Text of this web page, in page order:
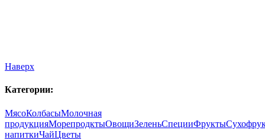
Наверх
Категории:
МясоКолбасыМолочная
продукцияМорепродктыОвощиЗеленьСпецииФрукты
напиткиЧайЦветы